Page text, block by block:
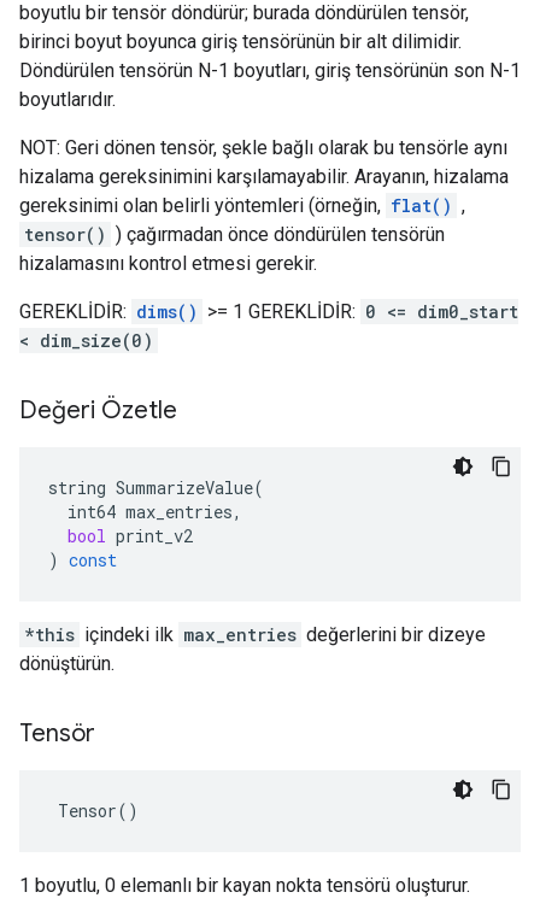
boyutlu bir tensör döndürür; burada döndürülen tensör,
birinci boyut boyunca giriş tensörünün bir alt dilimidir.
Döndürülen tensörün N-1 boyutları, giriş tensörünün son N-1
boyutlarıdır.
NOT: Geri dönen tensör, şekle bağlı olarak bu tensörle aynı
hizalama gereksinimini karşılamayabilir. Arayanın, hizalama
gereksinimi olan belirli yöntemleri (örneğin, flat() ,
tensor() ) çağırmadan önce döndürülen tensörün
hizalamasını kontrol etmesi gerekir.
GEREKLİDİR: dims() >= 1 GEREKLİDİR: 0 <= dim0_start
< dim_size(0)
Değeri Özetle
string SummarizeValue(
int64 max_entries,
bool print_v2
) const
*this içindeki ilk max_entries değerlerini bir dizeye
dönüştürün.
Tensör
Tensor()
1 boyutlu, 0 elemanlı bir kayan nokta tensörü oluşturur.